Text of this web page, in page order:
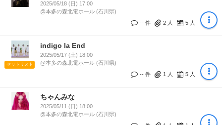
2025/05/18 (日) 17:00
@本多の森北電ホール (石川県)
-- 件
2 人 5 人
セットリスト
indigo la End
2025/05/17 (土) 18:00
@本多の森北電ホール (石川県)
-- 件
1 人 5 人
ちゃんみな
2025/05/11 (日) 18:00
@本多の森北電ホール (石川県)